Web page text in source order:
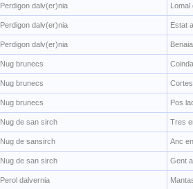
Perdigon dalv(er)nia Lomal
Perdigon dalv(er)nia Estat
Perdigon dalv(er)nia
Nug brunecs
Nug brunecs
Nug brunecs Pos
Nug de san sirch Tres
Nug de sansirch Anc
Nug de san sirch Gent
Perol dalvernia